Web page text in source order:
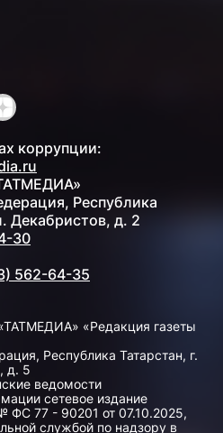
коррупции:
Республика
Декабристов, д. 2
30
562-64-35
«Редакция газеты
Республика Татарстан, г.
д. 5
ведомости
сетевое издание
ФС 77 - 90201 от 07.10.2025,
службой по надзору в